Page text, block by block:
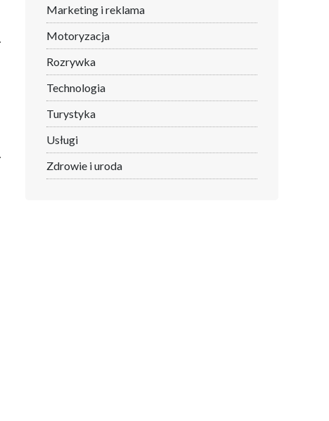
Marketing i reklama
Motoryzacja
Rozrywka
Technologia
Turystyka
Usługi
Zdrowie i uroda